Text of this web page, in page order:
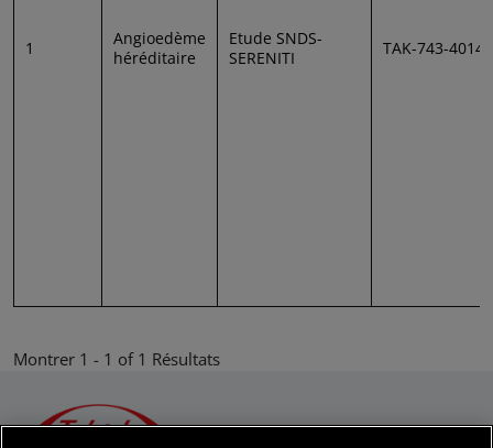
1
Angioedème
héréditaire
Etude SNDS-
SERENITI
TAK-743-4014
Montrer 1 - 1 of 1 Résultats